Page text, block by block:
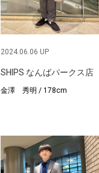
2024.06.06 UP
SHIPS なんばパークス店
金澤 秀明 / 178cm